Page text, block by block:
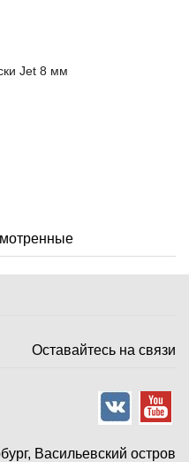
Jet 8 мм
Оставайтесь на связи
Васильевский остров